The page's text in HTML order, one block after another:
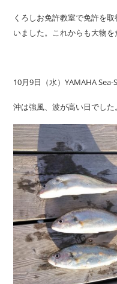
くろしお免許教室で免許を
いました。これからも大物を
10月9日（水）YAMAHA Sea-
沖は強風、波が高い日でした